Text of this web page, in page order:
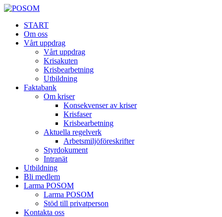
START
Om oss
Vårt uppdrag
Vårt uppdrag
Krisakuten
Krisbearbetning
Utbildning
Faktabank
Om kriser
Konsekvenser av kriser
Krisfaser
Krisbearbetning
Aktuella regelverk
Arbetsmiljöföreskrifter
Styrdokument
Intranät
Utbildning
Bli medlem
Larma POSOM
Larma POSOM
Stöd till privatperson
Kontakta oss